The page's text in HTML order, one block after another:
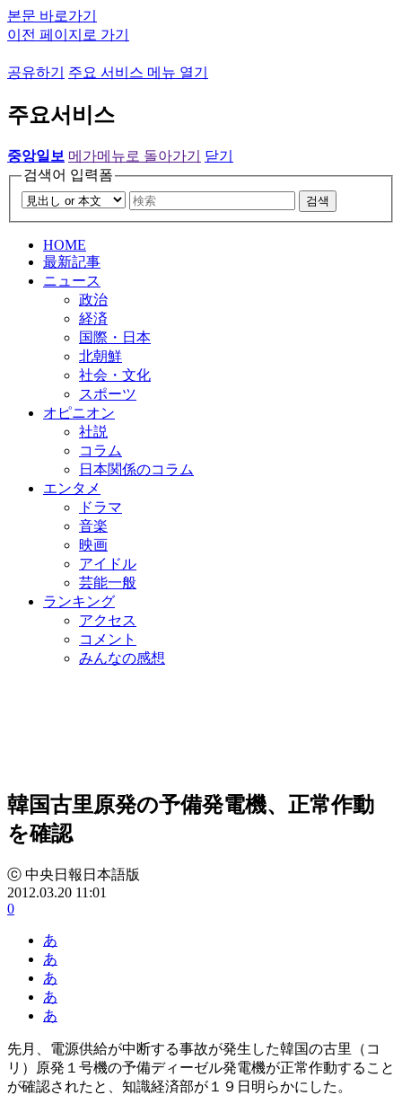
본문 바로가기
이전 페이지로 가기
공유하기 주요 서비스 메뉴 열기
주요서비스
중앙일보 메가메뉴로 돌아가기
닫기
검색어 입력폼
검색
HOME
最新記事
ニュース
政治
経済
国際・日本
北朝鮮
社会・文化
スポーツ
オピニオン
社説
コラム
日本関係のコラム
エンタメ
ドラマ
音楽
映画
アイドル
芸能一般
ランキング
アクセス
コメント
みんなの感想
韓国古里原発の予備発電機、正常作動
を確認
ⓒ 中央日報日本語版
2012.03.20 11:01
0
あ
あ
あ
あ
あ
先月、電源供給が中断する事故が発生した韓国の古里（コ
リ）原発１号機の予備ディーゼル発電機が正常作動すること
が確認されたと、知識経済部が１９日明らかにした。